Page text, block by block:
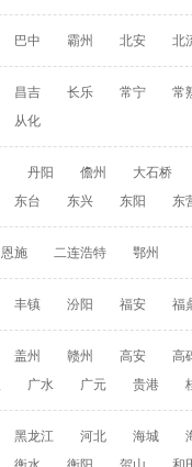
巴中 霸州 北安 北
昌吉 长乐 常宁
常
从化
丹阳 儋州
大石桥
东台 东兴 东阳 东
恩施 二连浩特 鄂州
丰镇 汾阳 福安 福
盖州 赣州 高安
高
广水 广元 贵港
黑龙江 河北 海城